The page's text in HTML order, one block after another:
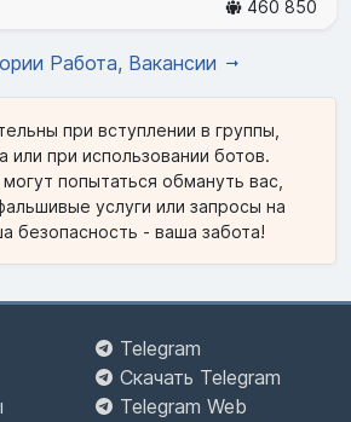
460 850
Работа, Вакансии
при вступлении в группы,
или при использовании ботов.
попытаться обмануть вас,
услуги или запросы на
безопасность - ваша забота!
Telegram
Скачать Telegram
Telegram Web